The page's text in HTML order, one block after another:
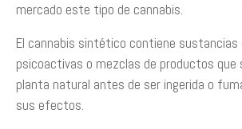
mercado este tipo de cannabis.
El cannabis sintético contiene sustancias
psicoactivas o mezclas de productos que
planta natural antes de ser ingerida o
sus efectos.